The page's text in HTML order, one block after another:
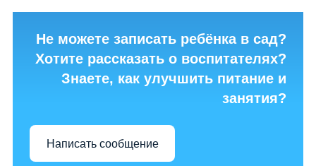
Не можете записать ребёнка в сад?
Хотите рассказать о воспитателях?
Знаете, как улучшить питание и
занятия?
Написать сообщение